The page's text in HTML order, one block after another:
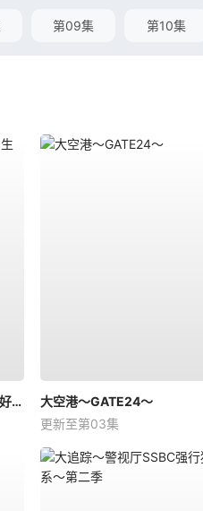
第09集 第10集
换座位后，发现身后的男生好像喜欢我
大空港～GATE24～
更新至第03集